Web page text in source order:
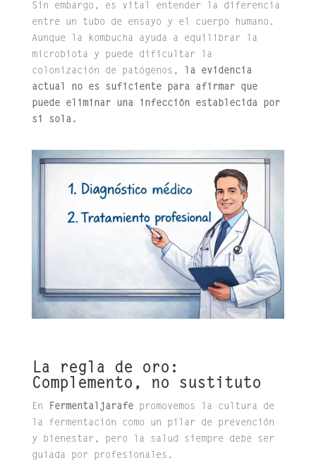
Sin embargo, es vital entender la diferencia
entre un tubo de ensayo y el cuerpo humano.
Aunque la kombucha ayuda a equilibrar la
microbiota y puede dificultar la
colonización de patógenos,
la evidencia
actual no es suficiente para afirmar que
puede eliminar una infección establecida por
sí sola.
La regla de oro:
Complemento, no sustituto
En Fermentaljarafepromovemos la cultura de
la fermentación como un pilar de prevención
y bienestar, pero la salud siempre debe ser
guiada por profesionales.